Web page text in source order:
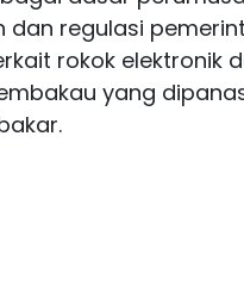
dan regulasi
rokok elektronik
yang